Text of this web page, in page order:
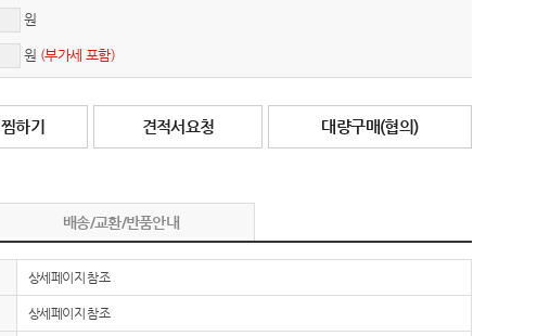
원
원 (부가세 포함)
찜하기 견적서요청 대량구매(협의)
배송/교환/반품안내
상세페이지 참조
상세페이지 참조